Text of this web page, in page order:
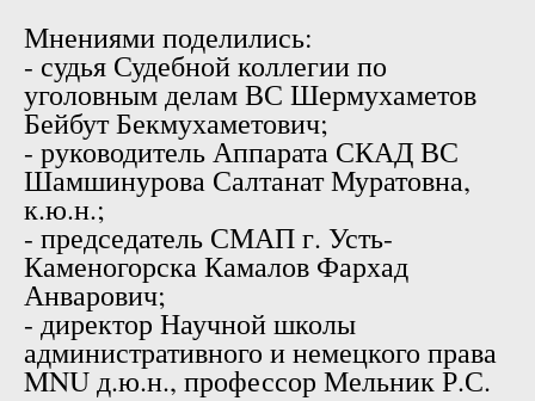
Мнениями поделились:
- судья Судебной коллегии по
уголовным делам ВС Шермухаметов
Бейбут Бекмухаметович;
- руководитель Аппарата СКАД ВС
Шамшинурова Салтанат Муратовна,
к.ю.н.;
- председатель СМАП г. Усть-
Каменогорска Камалов Фархад
Анварович;
- директор Научной школы
административного и немецкого права
MNU д.ю.н., профессор Мельник Р.С.